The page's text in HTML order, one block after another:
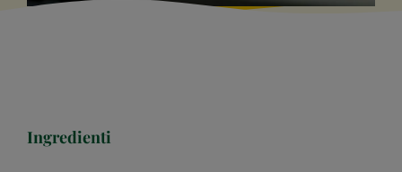
Ingredienti